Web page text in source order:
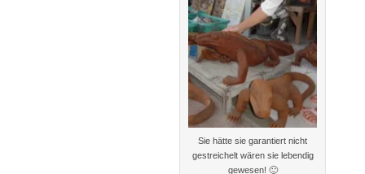
Sie hätte sie garantiert nicht
gestreichelt wären sie lebendig
gewesen! 🙂